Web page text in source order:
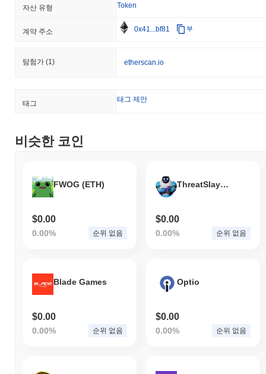
자산 유형 Token
계약 주소 0x41...bf81 부
탐험가 (1) etherscan.io
태그 태그 제안
비슷한 코인
FWOG (ETH)
$0.00
0.00% 순위 없음
ThreatSlayerAI by Virtuals
$0.00
0.00% 순위 없음
Blade Games
$0.00
0.00% 순위 없음
Optio
$0.00
0.00% 순위 없음